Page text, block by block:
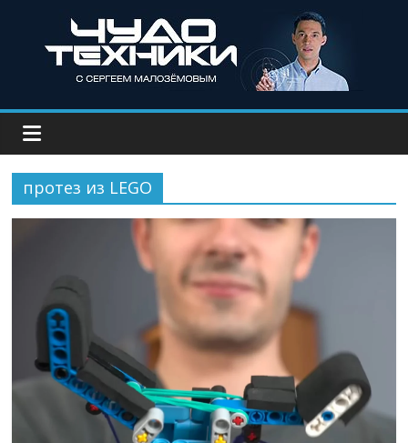
протез из LEGO